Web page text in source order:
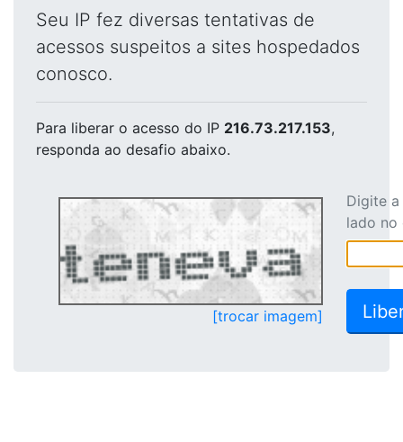
Seu IP fez diversas tentativas de
acessos suspeitos a sites hospedados
conosco.
Para liberar o acesso do IP 216.73.217.153,
responda ao desafio abaixo.
[trocar imagem]
Digite
lado no